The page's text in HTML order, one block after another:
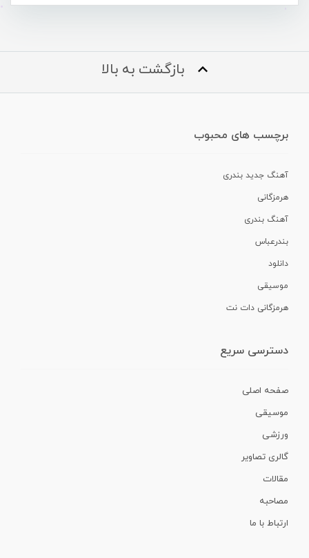
بازگشت به بالا
برچسب های محبوب
آهنگ جدید بندری
هرمزگانی
آهنگ بندری
بندرعباس
دانلود
موسیقی
هرمزگانی دات نت
دسترسی سریع
صفحه اصلی
موسیقی
ورزشی
گالری تصاویر
مقالات
مصاحبه
ارتباط با ما